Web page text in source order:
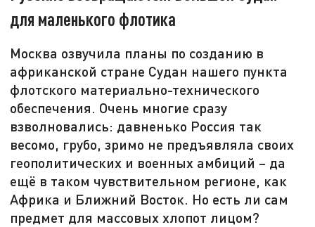
для маленького флотика
Москва озвучила планы по созданию в
африканской стране Судан нашего пункта
флотского материально-технического
обеспечения. Очень многие сразу
взволновались: давненько Россия так
весомо, грубо, зримо не предъявляла своих
геополитических и военных амбиций – да
ещё в таком чувствительном регионе, как
Африка и Ближний Восток. Но есть ли сам
предмет для массовых хлопот лицом?